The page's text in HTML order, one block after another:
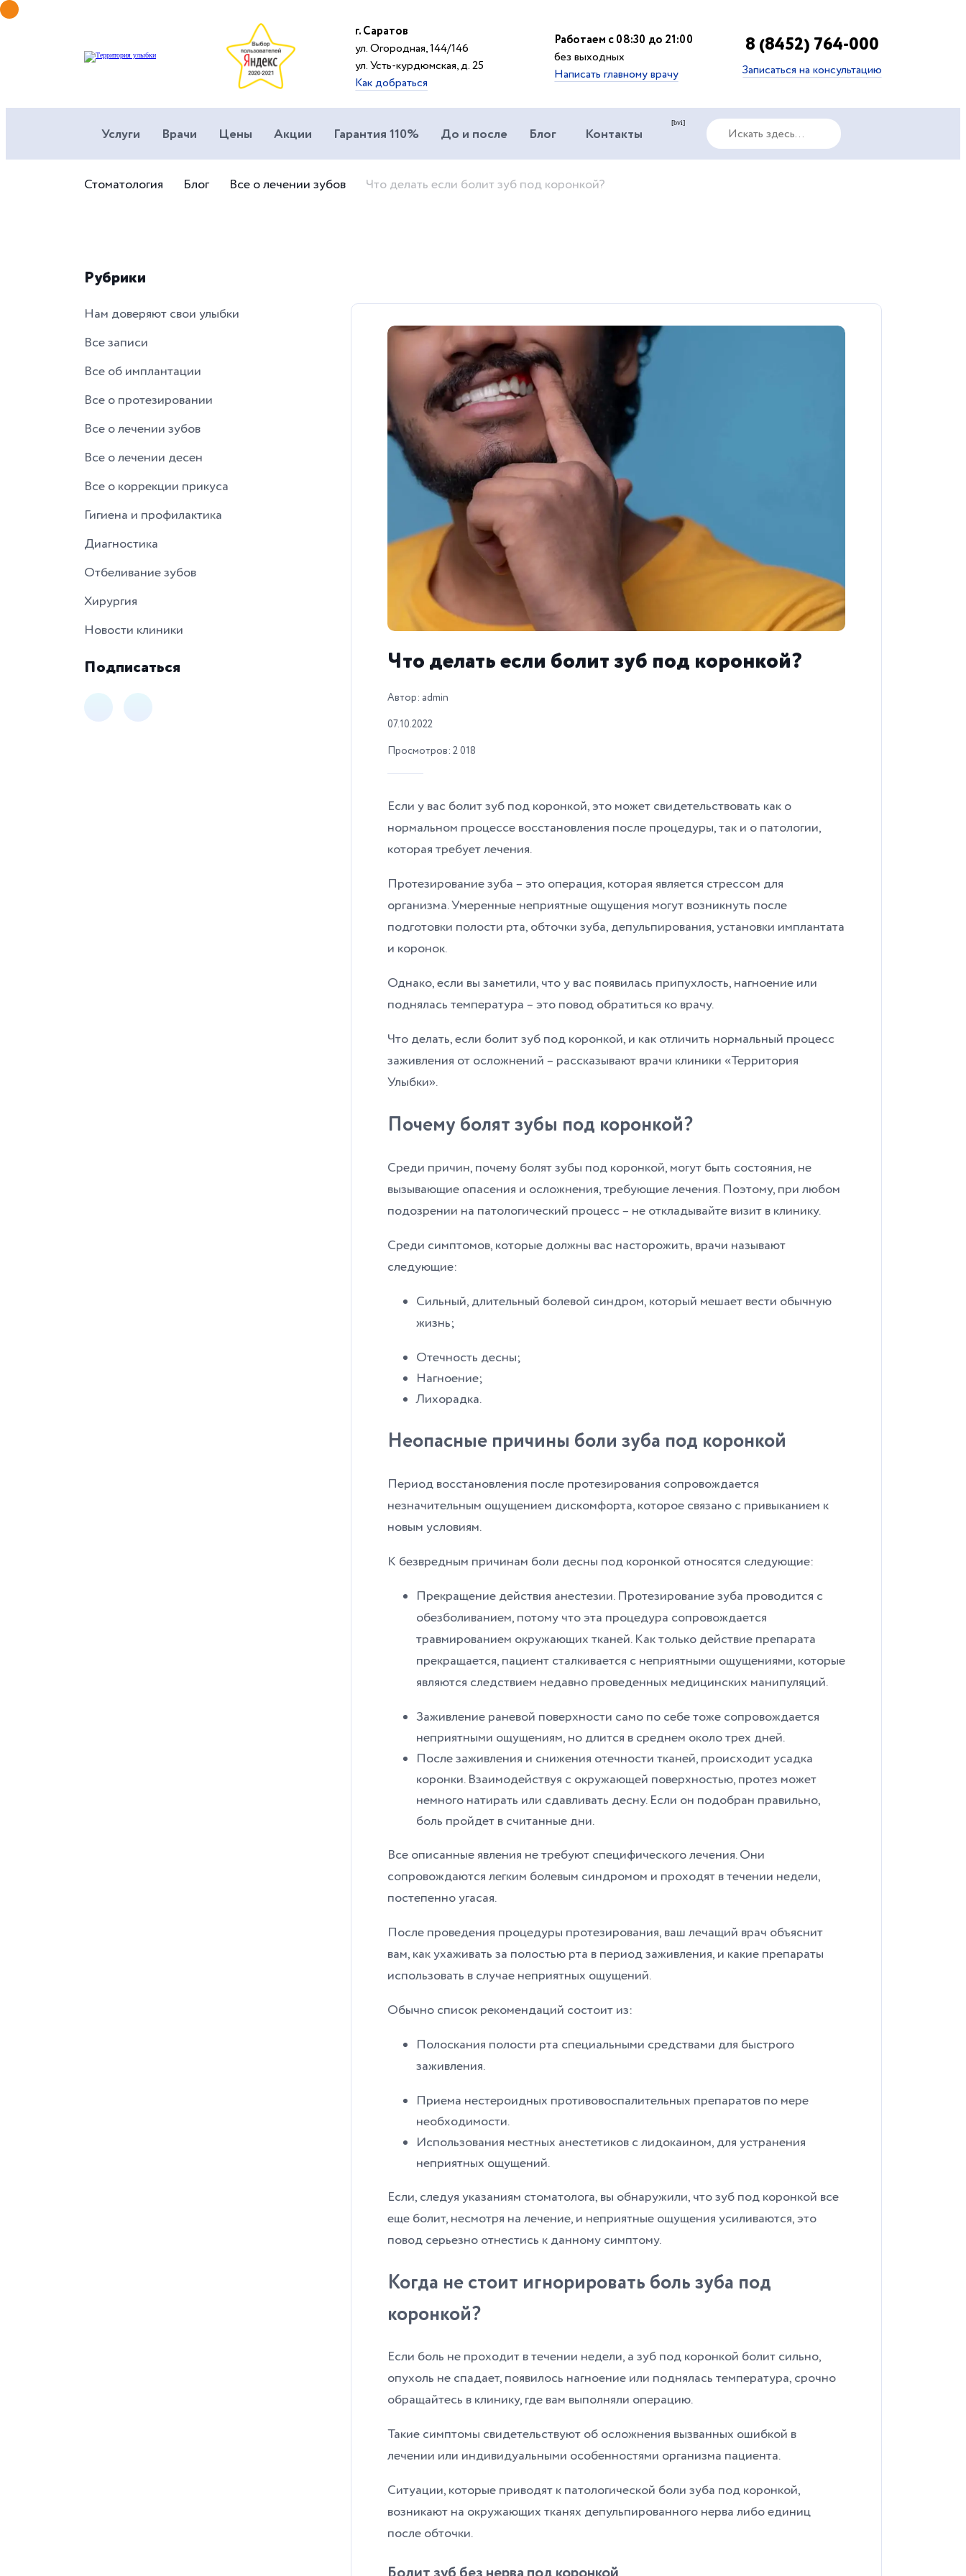
г. Саратов
ул. Огородная, 144/146
ул. Усть-курдюмская, д. 25
Как добраться
Работаем с 08:30 до 21:00
без выходных
Написать главному врачу
8 (8452) 764-000
Записаться на консультацию
Услуги Врачи Цены Акции Гарантия 110% До и после Блог Контакты
[bvi]
Стоматология Блог Все о лечении зубов Что делать если болит зуб под коронкой?
Рубрики
Нам доверяют свои улыбки
Все записи
Все об имплантации
Все о протезировании
Все о лечении зубов
Все о лечении десен
Все о коррекции прикуса
Гигиена и профилактика
Диагностика
Отбеливание зубов
Хирургия
Новости клиники
Подписаться Что делать если болит зуб под коронкой?
Автор: admin
07.10.2022
Просмотров: 2 018
Если у вас болит зуб под коронкой, это может свидетельствовать как о
нормальном процессе восстановления после процедуры, так и о патологии,
которая требует лечения.
Протезирование зуба – это операция, которая является стрессом для
организма. Умеренные неприятные ощущения могут возникнуть после
подготовки полости рта, обточки зуба, депульпирования, установки имплантата
и коронок.
Однако, если вы заметили, что у вас появилась припухлость, нагноение или
поднялась температура – это повод обратиться ко врачу.
Что делать, если болит зуб под коронкой, и как отличить нормальный процесс
заживления от осложнений – рассказывают врачи клиники «Территория
Улыбки».
Почему болят зубы под коронкой?
Среди причин, почему болят зубы под коронкой, могут быть состояния, не
вызывающие опасения и осложнения, требующие лечения. Поэтому, при любом
подозрении на патологический процесс – не откладывайте визит в клинику.
Среди симптомов, которые должны вас насторожить, врачи называют
следующие:
Сильный, длительный болевой синдром, который мешает вести обычную
жизнь;
Отечность десны;
Нагноение;
Лихорадка.
Неопасные причины боли зуба под коронкой
Период восстановления после протезирования сопровождается
незначительным ощущением дискомфорта, которое связано с привыканием к
новым условиям.
К безвредным причинам боли десны под коронкой относятся следующие:
Прекращение действия анестезии. Протезирование зуба проводится с
обезболиванием, потому что эта процедура сопровождается
травмированием окружающих тканей. Как только действие препарата
прекращается, пациент сталкивается с неприятными ощущениями, которые
являются следствием недавно проведенных медицинских манипуляций.
Заживление раневой поверхности само по себе тоже сопровождается
неприятными ощущениям, но длится в среднем около трех дней.
После заживления и снижения отечности тканей, происходит усадка
коронки. Взаимодействуя с окружающей поверхностью, протез может
немного натирать или сдавливать десну. Если он подобран правильно,
боль пройдет в считанные дни.
Все описанные явления не требуют специфического лечения. Они
сопровождаются легким болевым синдромом и проходят в течении недели,
постепенно угасая.
После проведения процедуры протезирования, ваш лечащий врач объяснит
вам, как ухаживать за полостью рта в период заживления, и какие препараты
использовать в случае неприятных ощущений.
Обычно список рекомендаций состоит из:
Полоскания полости рта специальными средствами для быстрого
заживления.
Приема нестероидных противовоспалительных препаратов по мере
необходимости.
Использования местных анестетиков с лидокаином, для устранения
неприятных ощущений.
Если, следуя указаниям стоматолога, вы обнаружили, что зуб под коронкой все
еще болит, несмотря на лечение, и неприятные ощущения усиливаются, это
повод серьезно отнестись к данному симптому.
Когда не стоит игнорировать боль зуба под
коронкой?
Если боль не проходит в течении недели, а зуб под коронкой болит сильно,
опухоль не спадает, появилось нагноение или поднялась температура, срочно
обращайтесь в клинику, где вам выполняли операцию.
Такие симптомы свидетельствуют об осложнения вызванных ошибкой в
лечении или индивидуальными особенностями организма пациента.
Ситуации, которые приводят к патологической боли зуба под коронкой,
возникают на окружающих тканях депульпированного нерва либо единиц
после обточки.